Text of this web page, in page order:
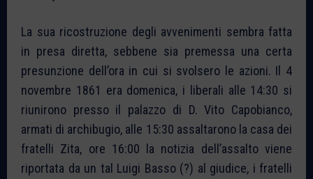
La sua ricostruzione degli avvenimenti sembra fatta
in presa diretta, sebbene sia premessa una certa
presunzione dell’ora in cui si svolsero le azioni. Il 4
novembre 1861 era domenica, i liberali alle 14:30 si
riunirono presso il palazzo di D. Vito Capobianco,
armati di archibugio, alle 15:30 assaltarono la casa dei
fratelli Zita, ore 16:00 la notizia dell’assalto viene
riportata da un tal Luigi Basso (?) al giudice, i fratelli